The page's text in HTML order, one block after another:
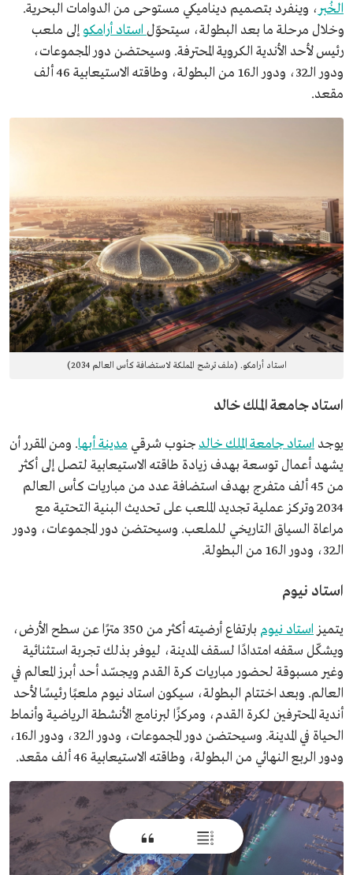
الخُبر، وينفرد بتصميم ديناميكي مستوحى من الدوامات البحرية.
وخلال مرحلة ما بعد البطولة، سيتحوّلاستاد أرامكو إلى ملعب
رئيس لأحد الأندية الكروية المحترفة. وسيحتضن دور المجموعات،
ودور الـ32، ودور الـ16 من البطولة، وطاقته الاستيعابية 46 ألف
مقعد.
استاد أرامكو. (ملف ترشح المملكة لاستضافة كأس العالم 2034)
استاد جامعة الملك خالد
يوجد استاد جامعة الملك خالد جنوب شرقي مدينة أبها. ومن المقرر أن
يشهد أعمال توسعة بهدف زيادة طاقته الاستيعابية لتصل إلى أكثر
من 45 ألف متفرج بهدف استضافة عدد من مباريات كأس العالم
2034 وتركز عملية تجديد الملعب على تحديث البنية التحتية مع
مراعاة السياق التاريخي للملعب. وسيحتضن دور المجموعات، ودور
الـ32، ودور الـ16 من البطولة.
استاد نيوم
يتميز استاد نيوم
بارتفاع أرضيته أكثر من 350 مترًا عن سطح الأرض،
ويشكّل سقفه امتدادًا لسقف المدينة، ليوفر بذلك تجربة استثنائية
وغير مسبوقة لحضور مباريات كرة القدم ويجسّد أحد أبرز المعالم في
العالم. وبعد اختتام البطولة، سيكون استاد نيوم ملعبًا رئيسًا لأحد
أندية المحترفين لكرة القدم، ومركزًا لبرنامج الأنشطة الرياضية وأنماط
الحياة في المدينة. وسيحتضن دور المجموعات، ودور الـ32، ودور الـ16،
ودور الربع النهائي من البطولة، وطاقته الاستيعابية 46 ألف مقعد.